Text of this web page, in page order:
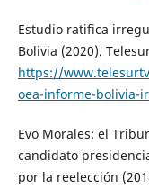
Estudio ratifica
Bolivia (2020).
https://
oea-informe-bolivia-
Evo Morales: el
candidato
por la reelección